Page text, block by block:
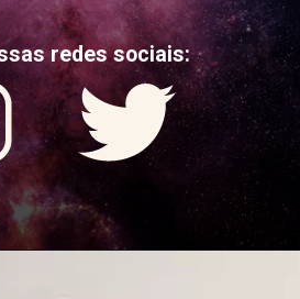
redes sociais: